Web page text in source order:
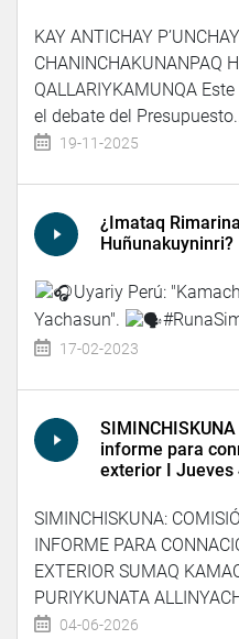
KAY ANTICHAY
CHANINCHAKUNANPAQ
QALLARIYKAMUNQA
el debate del
19-11-2025
¿Imataq
Huñunakuyninri?
Uyariy Perú:
Yachasun".
17-02-2023
informe para
exterior I Jueves
SIMINCHISKUNA:
INFORME PARA
EXTERIOR SUMAQ
PURIYKUNATA
04-06-2026